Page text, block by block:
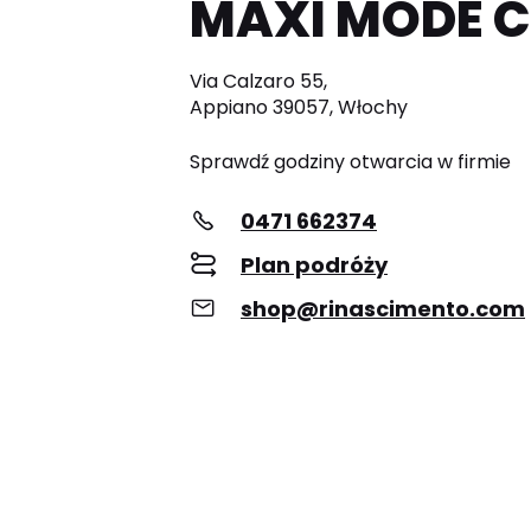
MAXI MODE
Via Calzaro 55,
Appiano 39057, Włochy
Sprawdź godziny otwarcia w firmie
0471 662374
Plan podróży
shop@rinascimento.com